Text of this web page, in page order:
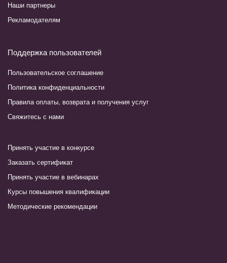
Наши партнеры
Рекламодателям
Поддержка пользователей
Пользовательское соглашение
Политика конфиденциальности
Правила оплаты, возврата и получения услуг
Свяжитесь с нами
Принять участие в конкурсе
Заказать сертификат
Принять участие в вебинарах
Курсы повышения квалификации
Методические рекомендации